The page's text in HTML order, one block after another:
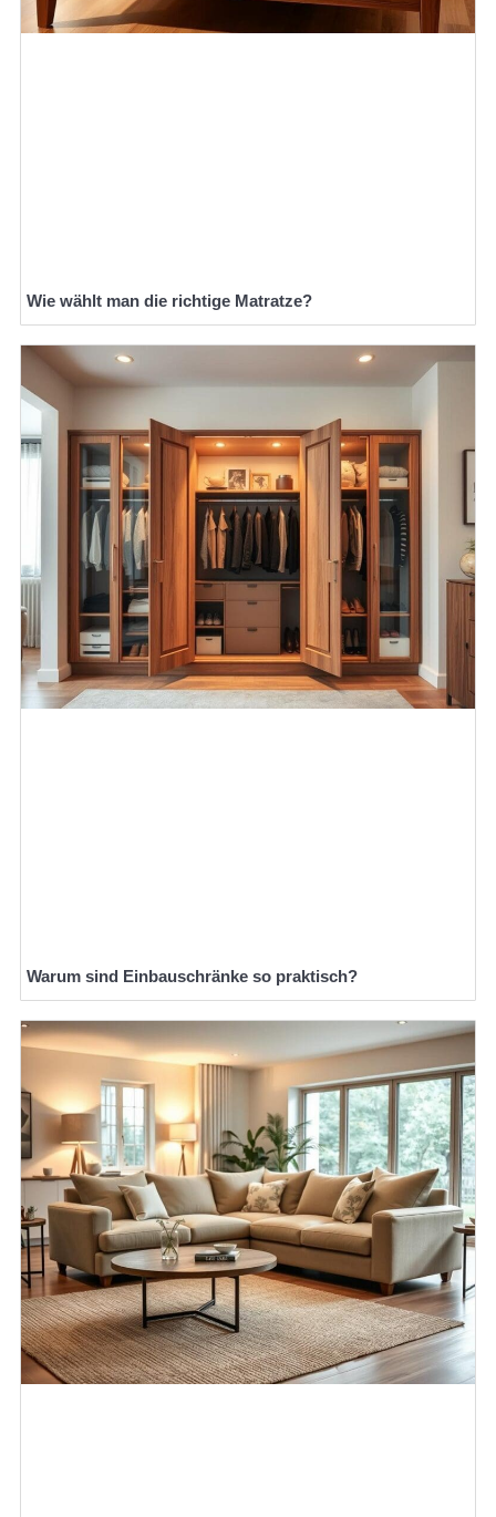
Wie wählt man die richtige Matratze?
Warum sind Einbauschränke so praktisch?